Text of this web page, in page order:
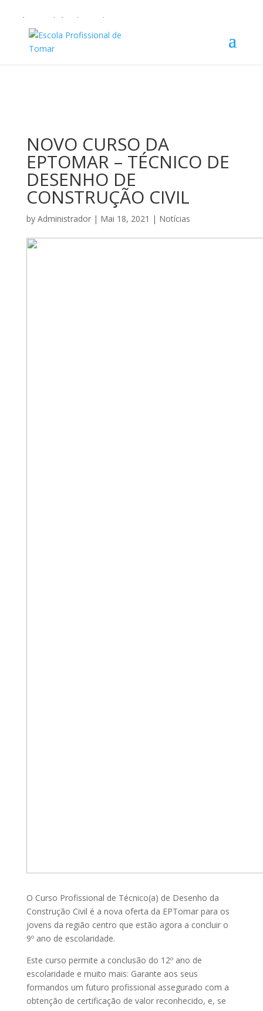
Warning
: Undefined array key 1 in
/home/escolaprofission/public_html/wp-content/plugins/wp-
private-content-pro/lib/Drewm/MailChimp.php
35
NOVO CURSO DA
EPTOMAR – TÉCNICO DE
DESENHO DE
CONSTRUÇÃO CIVIL
by Administrador| Mai 18, 2021 | Notícias
O Curso Profissional de Técnico(a) de Desenho da
Construção Civil é a nova oferta da EPTomar para os
jovens da região centro que estão agora a concluir o
9º ano de escolaridade.
Este curso permite a conclusão do 12º ano de
escolaridade e muito mais: Garante aos seus
formandos um futuro profissional assegurado com a
obtenção de certificação de valor reconhecido, e, se